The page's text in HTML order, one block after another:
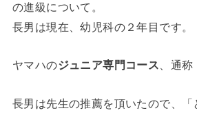
の進級について。
長男は現在、幼児科の２年目です。
ヤマハのジュニア専門コース 、通称
長男は先生の推薦を頂いたので、「